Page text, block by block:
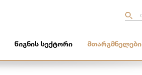
ᲬᲘᲒᲜᲘᲡ ᲡᲔᲥᲢᲝᲠᲘ ᲛᲗᲐᲠᲒᲛᲜᲔᲚᲔᲑᲘ